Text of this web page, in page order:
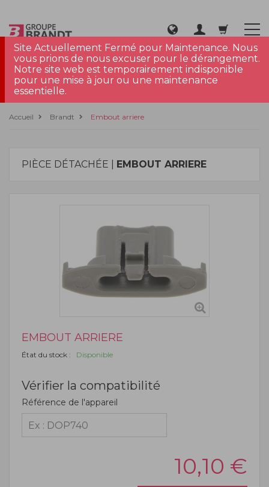
Site Actuellement Fermé pour Maintenance. Nous
vous prions de nous excuser pour le dérangement.
Notre site web est temporairement indisponible
pour une mise à jour ou une maintenance
essentielle.
Accueil Brandt Embout arriere
PIÈCE DÉTACHÉE | EMBOUT ARRIERE
EMBOUT ARRIERE
État du stock : Disponible
Vérifier la compatibilité
Référence de l'appareil
10,10 €